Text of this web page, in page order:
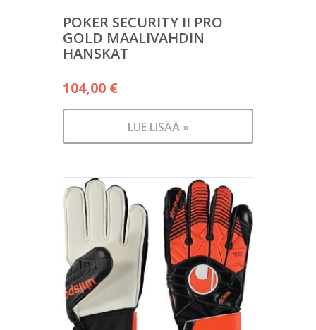
POKER SECURITY II PRO
GOLD MAALIVAHDIN
HANSKAT
104,00 €
LUE LISÄÄ »